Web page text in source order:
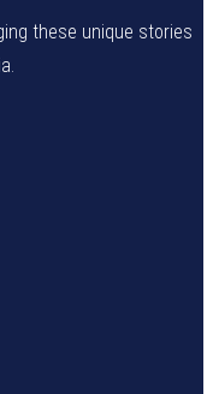
these unique stories